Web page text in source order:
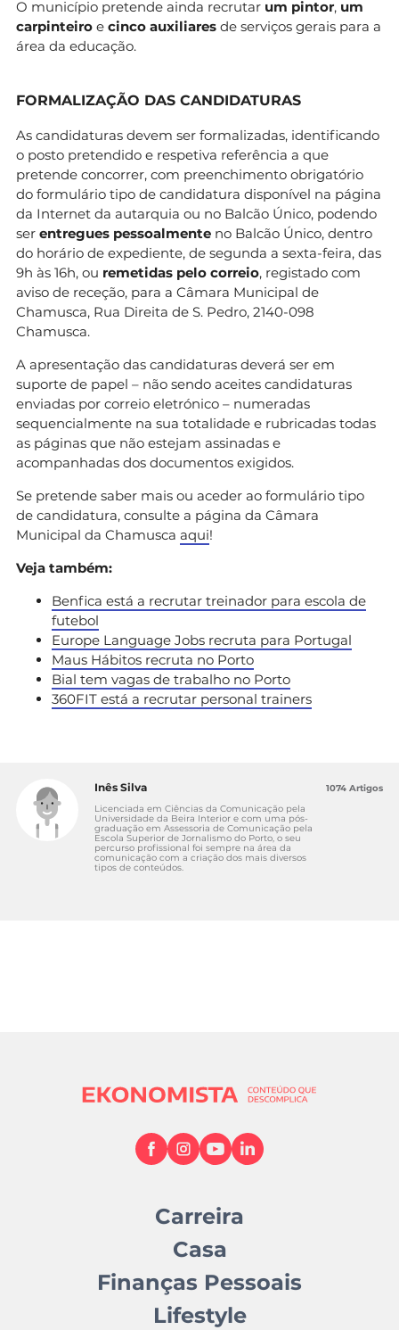
O município pretende ainda recrutar um pintor, um
carpinteiro e cinco auxiliares de serviços gerais para a
área da educação.
FORMALIZAÇÃO DAS CANDIDATURAS
As candidaturas devem ser formalizadas, identificando
o posto pretendido e respetiva referência a que
pretende concorrer, com preenchimento obrigatório
do formulário tipo de candidatura disponível na página
da Internet da autarquia ou no Balcão Único, podendo
ser entregues pessoalmente no Balcão Único, dentro
do horário de expediente, de segunda a sexta-feira, das
9h às 16h, ou remetidas pelo correio, registado com
aviso de receção, para a Câmara Municipal de
Chamusca, Rua Direita de S. Pedro, 2140-098
Chamusca.
A apresentação das candidaturas deverá ser em
suporte de papel – não sendo aceites candidaturas
enviadas por correio eletrónico – numeradas
sequencialmente na sua totalidade e rubricadas todas
as páginas que não estejam assinadas e
acompanhadas dos documentos exigidos.
Se pretende saber mais ou aceder ao formulário tipo
de candidatura, consulte a página da Câmara
Municipal da Chamusca aqui!
Veja também:
Benfica está a recrutar treinador para escola de
futebol
Europe Language Jobs recruta para Portugal
Maus Hábitos recruta no Porto
Bial tem vagas de trabalho no Porto
360FIT está a recrutar personal trainers
Inês Silva
Licenciada em Ciências da Comunicação pela
Universidade da Beira Interior e com uma pós-
graduação em Assessoria de Comunicação pela
Escola Superior de Jornalismo do Porto, o seu
percurso profissional foi sempre na área da
comunicação com a criação dos mais diversos
tipos de conteúdos.
1074 Artigos
Carreira
Casa
Finanças Pessoais
Lifestyle